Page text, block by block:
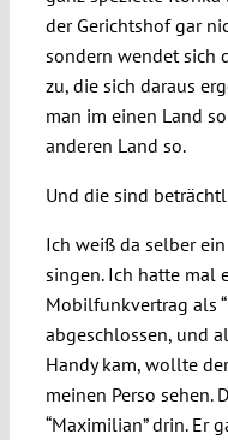
der Gerichtshof gar
sondern wendet sich
zu, die sich daraus
man im einen Land
anderen Land so.
Und die sind
Ich weiß da selber
singen. Ich hatte mal
Mobilfunkvertrag als
abgeschlossen, und
Handy kam, wollte
meinen Perso sehen.
“Maximilian” drin. Er